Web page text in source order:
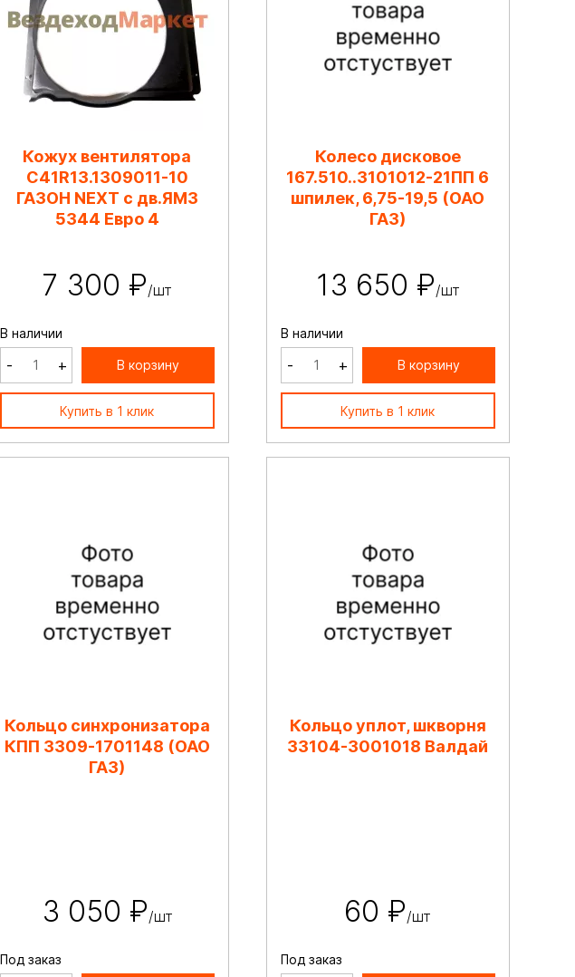
Кожух вентилятора
C41R13.1309011-10
ГАЗОН NEXT c дв.ЯМЗ
5344 Евро 4
7 300 ₽/шт
В наличии
- + В корзину
Купить в 1 клик
Колесо дисковое
167.510..3101012-21ПП 6
шпилек, 6,75-19,5 (ОАО
ГАЗ)
13 650 ₽/шт
В наличии
- + В корзину
Купить в 1 клик
Кольцо синхронизатора
КПП 3309-1701148 (ОАО
ГАЗ)
3 050 ₽/шт
Под заказ
Кольцо уплот, шкворня
33104-3001018 Валдай
60 ₽/шт
Под заказ